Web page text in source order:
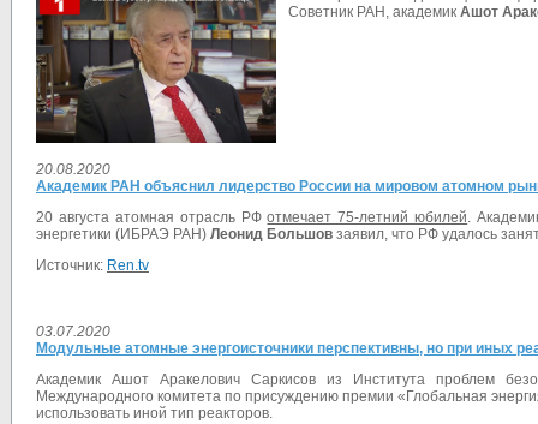
Советник РАН, академик Ашот
20.08.2020
Академик РАН объяснил лидерство России на мировом атомном
20 августа атомная отрасль РФотмечает 75-летний юбилей.
энергетики (ИБРАЭ РАН) Леонид Большов заявил, что РФ удалось
Источник: Ren.tv
03.07.2020
Модульные атомные энергоисточники перспективны, но при иных
Академик Ашот Аракелович Саркисов из Института проблем
Международного комитета по присуждению премии «Глобальная
использовать иной тип реакторов.